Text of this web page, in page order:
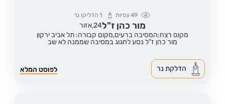
49צפיות 1 הדליקו נר
מור כהן ז"ל24,אזור
מקום רצח:המסיבה ברעים,מקום קבורה: תל אביב ירקון
מור כהן ז"ל נסע לחגוג במסיבה שממנה לא שב
לפוסט המלא הדלקת נר